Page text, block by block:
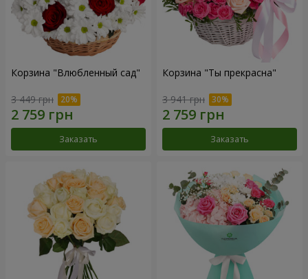
Корзина "Влюбленный сад"
3 449 грн
Заказать
Корзина "Ты прекрасна"
3 941 грн
Заказать